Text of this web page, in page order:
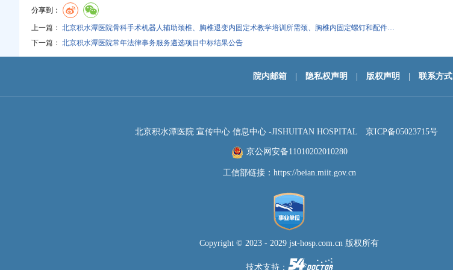
分享到：
上一篇： 北京积水潭医院骨科手术机器人辅助颈椎、胸椎退变内固定术教学培训所需颈、胸椎内固定螺钉和配件…
下一篇： 北京积水潭医院常年法律事务服务遴选项目中标结果公告
院内邮箱 隐私权声明 版权声明 联系方式
北京积水潭医院 宣传中心 信息中心 -JISHUITAN HOSPITAL 京ICP备05023715号
京公网安备11010202010280
工信部链接： https://beian.miit.gov.cn
Copyright © 2023 - 2029 jst-hosp.com.cn 版权所有
技术支持：